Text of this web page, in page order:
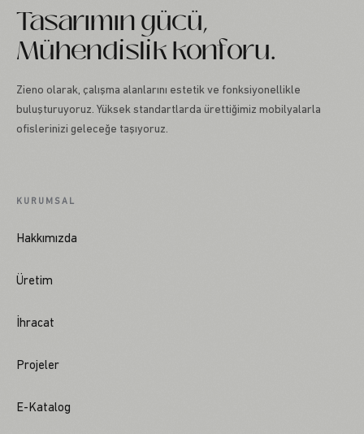
Tasarımın gücü,
Mühendislik konforu.
Zieno olarak, çalışma alanlarını estetik ve fonksiyonellikle
buluşturuyoruz. Yüksek standartlarda ürettiğimiz mobilyalarla
ofislerinizi geleceğe taşıyoruz.
KURUMSAL
Hakkımızda
Üretim
İhracat
Projeler
E-Katalog